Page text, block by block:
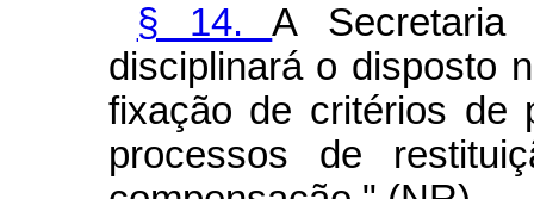
§ 14.A
disciplinará o disposto
fixação de critérios de
processos de